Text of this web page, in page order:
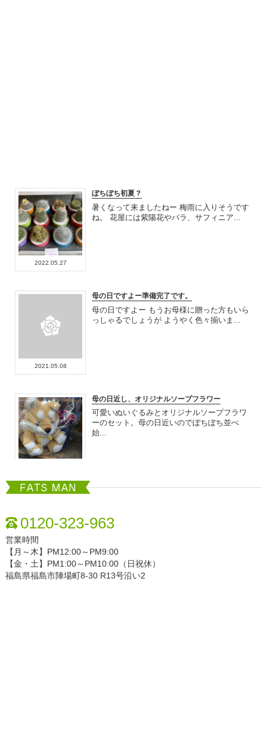
2022.05.27
ぼちぼち初夏？
暑くなって来ましたねー 梅雨に入りそうです
ね。 花屋には紫陽花やバラ、サフィニア...
2021.05.08
母の日ですよー準備完了です。
母の日ですよー もうお母様に贈った方もいら
っしゃるでしょうが ようやく色々揃いま...
母の日近し、オリジナルソープフラワー
可愛いぬいぐるみとオリジナルソープフラワ
ーのセット。母の日近いのでぼちぼち並べ
始...
2018.10.28
色々なギフト入荷してさわやかな雰囲気？...
FATSMAN
0120-323-963
営業時間
【月～木】PM12:00～PM9:00
【金・土】PM1:00～PM10:00（日祝休）
福島県福島市陣場町8-30 R13号沿い2